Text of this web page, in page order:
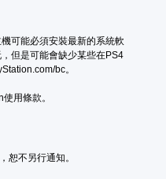
可能必須安裝最新的系統軟
但是可能會缺少某些在PS4
bc。
用條款。
恕不另行通知。